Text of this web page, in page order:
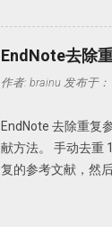
也不需要bing，因
弗森 课堂管理」
「有效地管理你的
找个关键词搜索一
Carolyn M.
（https://
教授的信息，会发
EndNote去除
作者: brainu 发布于：
EndNote 去除重复
献方法。 手动去重
复的参考文献，然
者，发表年代，